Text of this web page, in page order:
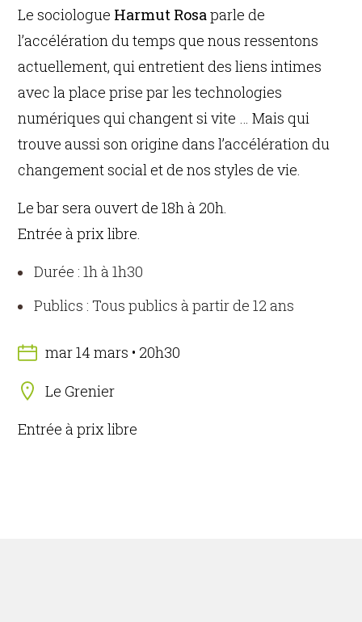
Le sociologue Harmut Rosaparle de
l’accélération du temps que nous ressentons
actuellement, qui entretient des liens intimes
avec la place prise par les technologies
numériques qui changent si vite … Mais qui
trouve aussi son origine dans l’accélération du
changement social et de nos styles de vie.
Le bar sera ouvert de 18h à 20h.
Entrée à prix libre.
Durée : 1h à 1h30
Publics : Tous publics à partir de 12 ans
mar 14 mars • 20h30
Le Grenier
Entrée à prix libre